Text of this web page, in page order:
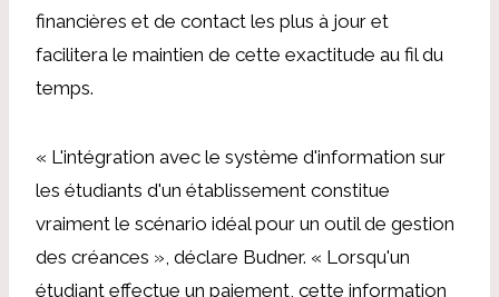
financières et de contact les plus à jour et
facilitera le maintien de cette exactitude au fil du
temps.
« L'intégration avec le système d'information sur
les étudiants d'un établissement constitue
vraiment le scénario idéal pour un outil de gestion
des créances », déclare Budner. « Lorsqu'un
étudiant effectue un paiement, cette information